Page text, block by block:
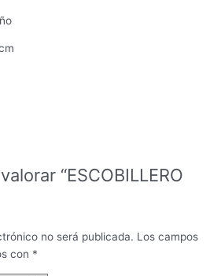
“ESCOBILLERO
no será publicada. Los campos
con *